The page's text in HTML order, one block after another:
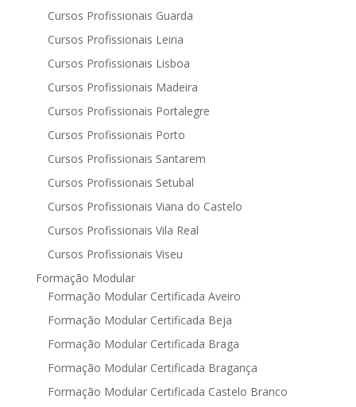
Cursos Profissionais Guarda
Cursos Profissionais Leiria
Cursos Profissionais Lisboa
Cursos Profissionais Madeira
Cursos Profissionais Portalegre
Cursos Profissionais Porto
Cursos Profissionais Santarem
Cursos Profissionais Setubal
Cursos Profissionais Viana do Castelo
Cursos Profissionais Vila Real
Cursos Profissionais Viseu
Formação Modular
Formação Modular Certificada Aveiro
Formação Modular Certificada Beja
Formação Modular Certificada Braga
Formação Modular Certificada Bragança
Formação Modular Certificada Castelo Branco